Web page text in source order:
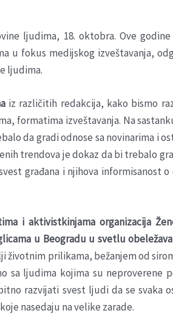
ljudima, 18. oktobra. Ove
u fokus medijskog izveštavanja,
ljudima.
iz različitih redakcija, kako bismo
formatima izveštavanja. Na
da gradi odnose sa novinarima i
trendova je dokaz da bi trebalo
građana i njihova informisanost
i aktivistkinjama organizacija
u Beogradu u svetlu
životnim prilikama, bežanjem od
sa ljudima kojima su neproverene
razvijati svest ljudi da se svaka
nasedaju na velike zarade.